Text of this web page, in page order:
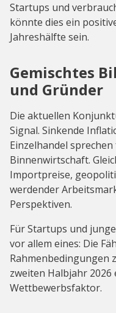
Startups und
könnte dies ein
Jahreshälfte sein.
Gemischtes
und Gründer
Die aktuellen
Signal. Sinkende
Einzelhandel
Binnenwirtschaft.
Importpreise,
werdender
Perspektiven.
Für Startups und
vor allem eines: Die
Rahmenbedingungen
zweiten Halbjahr
Wettbewerbsfaktor.